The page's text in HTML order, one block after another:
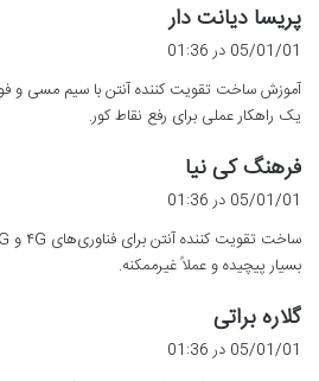
پریسا دیانت دار
05/01/01 در 01:36
آموزش ساخت تقویت کننده آنتن با سیم مسی و
یک راهکار عملی برای رفع نقاط کور.
فرهنگ کی نیا
ف
:
05/01/01 در 01:36
بسیار پیچیده و عملاً غیرممکنه.
گلاره براتی
ت
05/01/01 در 01:36